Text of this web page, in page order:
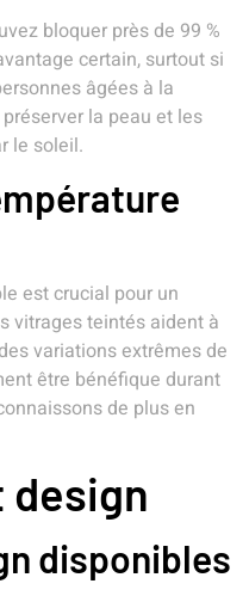
bloquer près de 99 %
certain, surtout si
âgées à la
la peau et les
le soleil.
est crucial pour un
vitrages teintés aident à
variations extrêmes de
être bénéfique durant
de plus en
disponibles